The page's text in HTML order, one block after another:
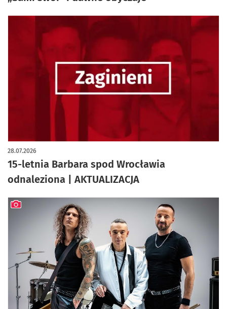
15-letnia Barbara spod Wrocławia
odnaleziona | AKTUALIZACJA
28.07.2026